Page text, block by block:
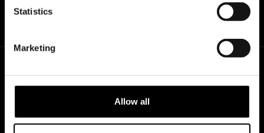
Statistics
Marketing
Allow all
CALENDRIER DE PRÉ-COMMANDE
FAQ